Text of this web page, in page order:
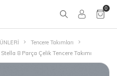
0
Tencere Takımları
8 Parça Çelik Tencere Takımı